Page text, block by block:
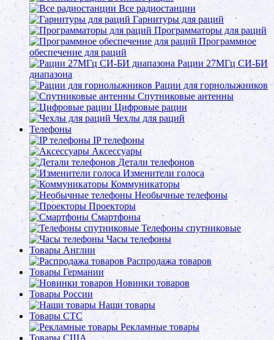
Все радиостанции
Гарнитуры для раций
Программаторы для раций
Программное
обеспечение для раций
Рации 27МГц СИ-БИ
диапазона
Рации для горнолыжников
Спутниковые антенны
Цифровые рации
Чехлы для раций
Телефоны
IP телефоны
Аксессуары
Детали телефонов
Изменители голоса
Коммуникаторы
Необычные телефоны
Проекторы
Смартфоны
Телефоны спутниковые
Часы телефоны
Товары Англии
Распродажа товаров
Товары Германии
Новинки товаров
Товары России
Наши товары
Товары СТС
Рекламные товары
Товары США